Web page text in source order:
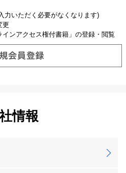
いただく必要がなくなります)
更
インアクセス権付書籍」の登録・閲覧
情報